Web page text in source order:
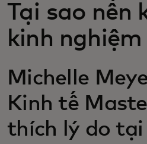
Dành cho nhà đổi
Tin tức và xu
Tại sao nền
kinh
Michelle
Kinh tế
thích lý do tại